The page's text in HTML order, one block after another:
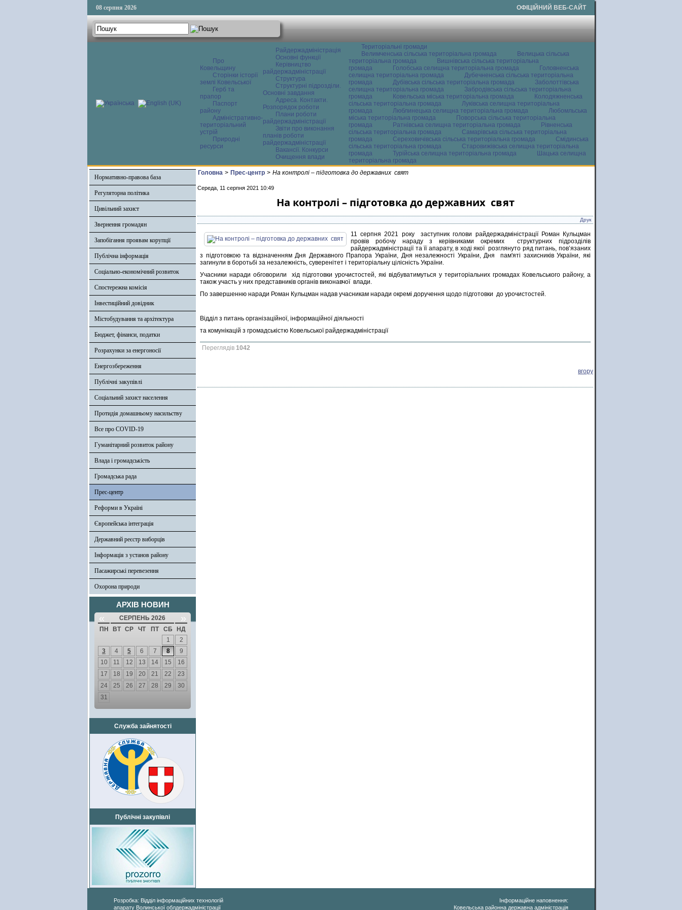
08 серпня 2026 ОФІЦІЙНИЙ ВЕБ-САЙТ
Про
Ковельщину
Сторінки історії
землі Ковельської
Герб та
прапор
Паспорт
району
Адміністративно-
територіальний
устрій
Природні
ресурси
Райдержадміністрація
Основні функції
Керівництво
райдержадміністрації
Структура
Структурні підрозділи.
Основні завдання
Адреса. Контакти.
Розпорядок роботи
Плани роботи
райдержадміністрації
Звіти про виконання
планів роботи
райдержадміністрації
Вакансії. Конкурси
Очищення влади
Територіальні громади
Велимченська сільська територіальна громада
Велицька сільська
територіальна громада
Вишнівська сільська територіальна
громада
Голобська селищна територіальна громада
Головненська
селищна територіальна громада
Дубечненська сільська територіальна
громада
Дубівська сільська територіальна громада
Заболоттівська
селищна територіальна громада
Забродівська сільська територіальна
громада
Ковельська міська територіальна громада
Колодяжненська
сільська територіальна громада
Луківська селищна територіальна
громада
Люблинецька селищна територіальна громада
Любомльська
міська територіальна громада
Поворська сільська територіальна
громада
Ратнівська селищна територіальна громада
Рівненська
сільська територіальна громада
Самарівська сільська територіальна
громада
Сереховичівська сільська територіальна громада
Смідинська
сільська територіальна громада
Старовижівська селищна територіальна
громада
Турійська селищна територіальна громада
Шацька селищна
територіальна громада
Нормативно-правова база
Регуляторна політика
Цивільний захист
Звернення громадян
Запобігання проявам корупції
Публічна інформація
Соціально-економічний розвиток
Спостережна комісія
Інвестиційний довідник
Містобудування та архітектура
Бюджет, фінанси, податки
Розрахунки за енергоносії
Енергозбереження
Публічні закупівлі
Соціальний захист населення
Протидія домашньому насильству
Все про COVID-19
Гуманітарний розвиток району
Влада і громадськість
Громадська рада
Прес-центр
Реформи в Україні
Європейська інтеграція
Державний реєстр виборців
Інформація з установ району
Пасажирські перевезення
Охорона природи
АРХІВ НОВИН
« СЕРПЕНЬ 2026 »
ПН ВТ СР ЧТ ПТ СБ
НД
1
2
3
4 5 6 7 8
9
10
11 12 13 14 15
16
17
18 19 20 21 22
23
24
25 26 27 28 29
30
31
Служба зайнятості
Публічні закупівлі
Головна > Прес-центр > На контролі – підготовка до державних свят
Середа, 11 серпня 2021 10:49
На контролі – підготовка до державних свят
Друк
11 серпня 2021 року заступник голови райдержадміністрації Роман Кульцман
провів робочу нараду з керівниками окремих структурних підрозділів
райдержадміністрації та її апарату, в ході якої розглянуто ряд питань, пов’язаних
з підготовкою та відзначенням Дня Державного Прапора України, Дня незалежності України, Дня пам'яті захисників України, які
загинули в боротьбі за незалежність, суверенітет і територіальну цілісність України.
Учасники наради обговорили хід підготовки урочистостей, які відбуватимуться у територіальних громадах Ковельського району, а
також участь у них представників органів виконавчої влади.
По завершенню наради Роман Кульцман надав учасникам наради окремі доручення щодо підготовки до урочистостей.
Відділ з питань організаційної, інформаційної діяльності
та комунікацій з громадськістю Ковельської райдержадміністрації
Переглядів 1042
вгору
Розробка: Відділ інформаційних технологій
апарату Волинської облдержадміністрації
Інформаційне наповнення:
Ковельська районна державна адміністрація